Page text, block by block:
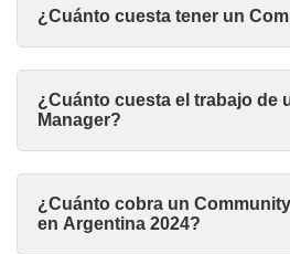
¿Cuánto cuesta tener un
¿Cuánto cuesta el trabajo de
Manager?
¿Cuánto cobra un
en Argentina 2024?